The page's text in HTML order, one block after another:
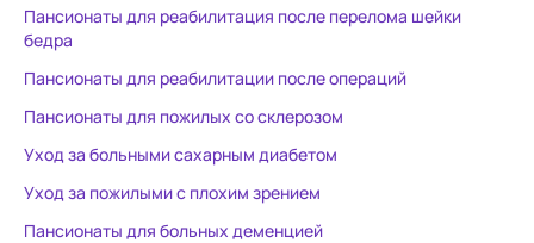
Пансионаты для реабилитация после перелома шейки
бедра
Пансионаты для реабилитации после операций
Пансионаты для пожилых со склерозом
Уход за больными сахарным диабетом
Уход за пожилыми с плохим зрением
Пансионаты для больных деменцией